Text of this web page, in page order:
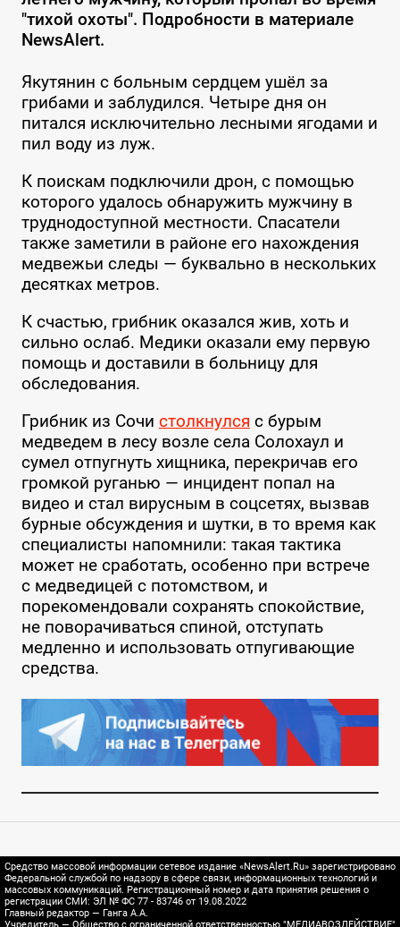
"тихой охоты". Подробности в материале
NewsAlert.
Якутянин с больным сердцем ушёл за
грибами и заблудился. Четыре дня он
питался исключительно лесными ягодами и
пил воду из луж.
К поискам подключили дрон, с помощью
которого удалось обнаружить мужчину в
труднодоступной местности. Спасатели
также заметили в районе его нахождения
медвежьи следы — буквально в нескольких
десятках метров.
К счастью, грибник оказался жив, хоть и
сильно ослаб. Медики оказали ему первую
помощь и доставили в больницу для
обследования.
Грибник из Сочи столкнулся с бурым
медведем в лесу возле села Солохаул и
сумел отпугнуть хищника, перекричав его
громкой руганью — инцидент попал на
видео и стал вирусным в соцсетях, вызвав
бурные обсуждения и шутки, в то время как
специалисты напомнили: такая тактика
может не сработать, особенно при встрече
с медведицей с потомством, и
порекомендовали сохранять спокойствие,
не поворачиваться спиной, отступать
медленно и использовать отпугивающие
средства.
Средство массовой информации сетевое издание «NewsAlert.Ru» зарегистрировано
Федеральной службой по надзору в сфере связи, информационных технологий и
массовых коммуникаций. Регистрационный номер и дата принятия решения о
регистрации СМИ: ЭЛ № ФС 77 - 83746 от 19.08.2022
Главный редактор — Ганга А.А.